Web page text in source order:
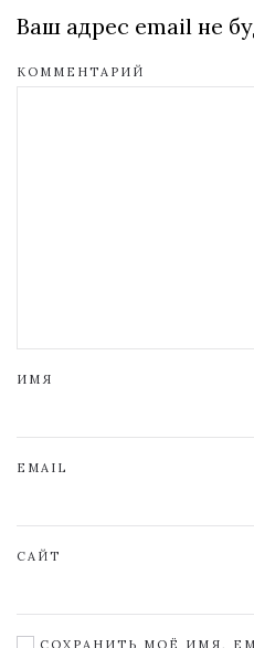
Ваш адрес email не
КОММЕНТАРИЙ
ИМЯ
EMAIL
САЙТ